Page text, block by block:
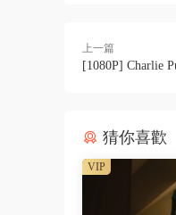
上一篇
[1080P] Charlie
猜你喜歡
VIP